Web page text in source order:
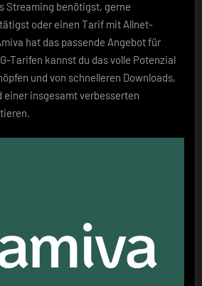
Streaming benötigst, gerne
oder einen Tarif mit Allnet-
hat das passende Angebot für
Tarifen kannst du das volle Potenzial
und von schnelleren Downloads,
einer insgesamt verbesserten